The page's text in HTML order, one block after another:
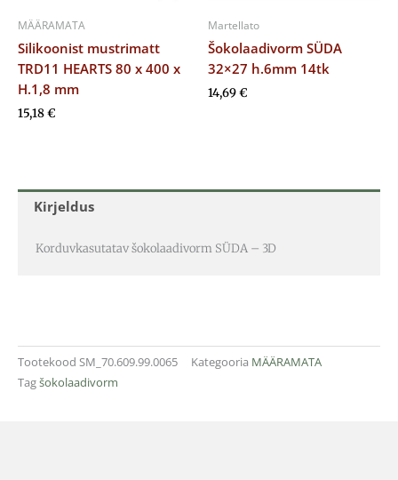
Kirjeldus
Korduvkasutatav šokolaadivorm SÜDA – 3D
Tootekood SM_70.609.99.0065 Kategooria MÄÄRAMATA
Tagšokolaadivorm
MÄÄRAMATA
Silikoonist mustrimatt
TRD11 HEARTS 80 x 400 x
H.1,8 mm
15,18€
Martellato
Šokolaadivorm SÜDA
32×27 h.6mm 14tk
14,69€